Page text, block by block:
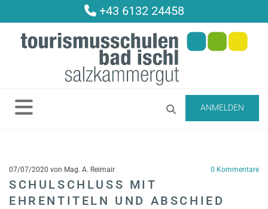
+43 6132 24458
ANMELDEN
07/07/2020 von Mag. A. Reimair 0 Kommentare
SCHULSCHLUSS MIT
EHRENTITELN UND ABSCHIED